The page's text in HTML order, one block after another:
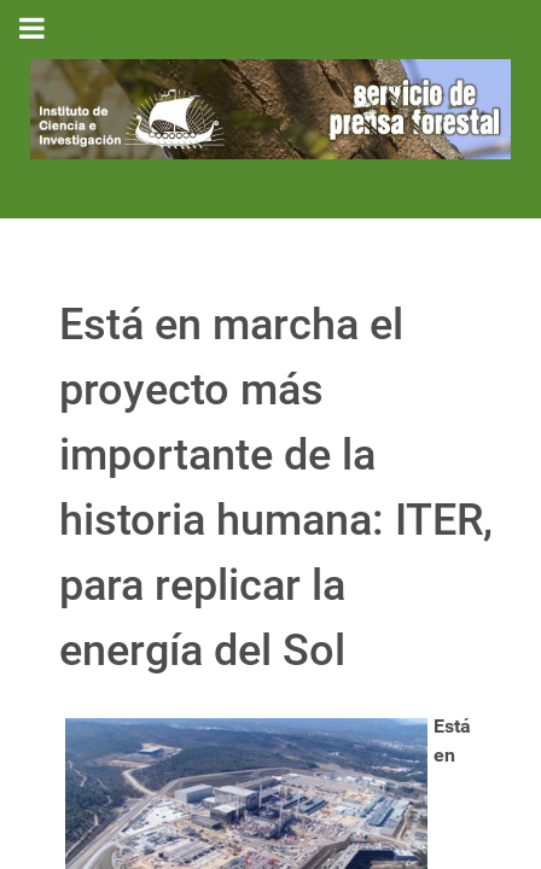
Está en marcha el
proyecto más
importante de la
historia humana: ITER,
para replicar la
energía del Sol
Está
en